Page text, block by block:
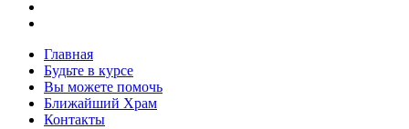
Главная
Будьте в курсе
Вы можете помочь
Ближайший Храм
Контакты